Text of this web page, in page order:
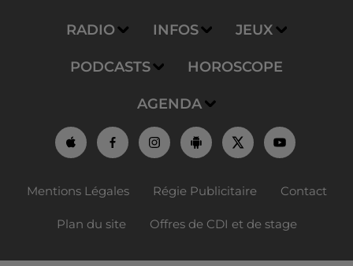
RADIO INFOS JEUX
PODCASTS HOROSCOPE
AGENDA
Mentions Légales Régie Publicitaire Contact
Plan du site Offres de CDI et de stage